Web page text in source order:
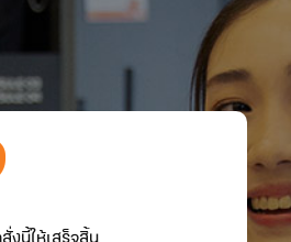
งนี้ให้เสร็จสิ้น